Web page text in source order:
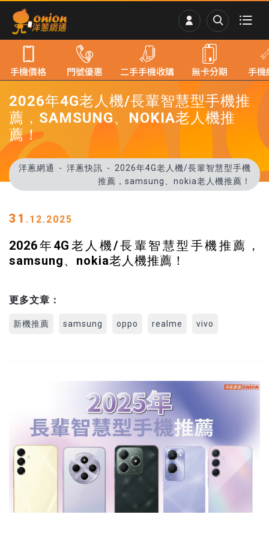
2026年4G老人機/長輩智慧型手機推
薦，SAMSUNG、NOKIA老人機推
薦！
洋蔥網通 洋蔥快訊
2026年4G老人機/長輩智慧型手機
推薦，samsung、nokia老人機推薦！
31 .12.2025
2026年4G老人機/長輩智慧型手機推薦，
samsung、nokia老人機推薦！
更多文章：
新機推薦 samsung oppo realme vivo
手機價格 門號優惠 二手手機收購 無卡分期 手機